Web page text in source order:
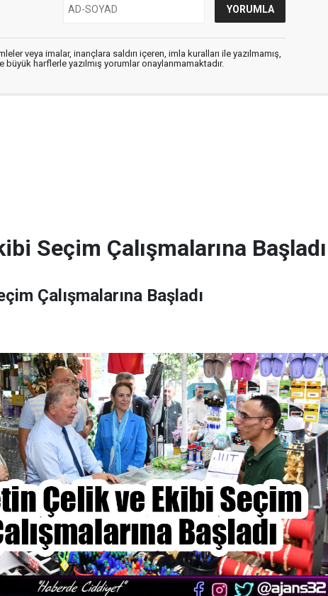
veya imalar, inançlara saldırı içeren, imla kuralları ile yazılmamış,
büyük harflerle yazılmış yorumlar onaylanmamaktadır.
Seçim Çalışmalarına Başladı
Çalışmalarına Başladı